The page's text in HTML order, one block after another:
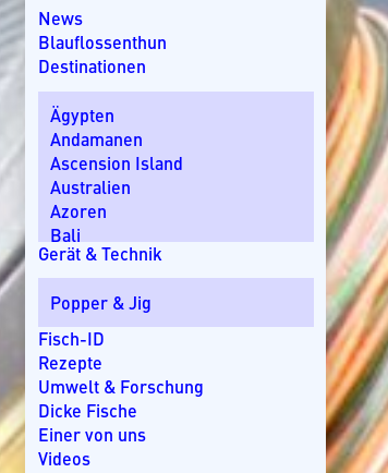
News
Blauflossenthun
Destinationen
Ägypten
Andamanen
Ascension Island
Australien
Azoren
Bali
Bom Bom Island
Costa Rica
Dänemark
Dominikanische Republik
Ebro-Delta
England
Florida
Griechenland
Guatemala
Gerät & Technik
Popper & Jig
Fisch-ID
Rezepte
Umwelt & Forschung
Dicke Fische
Einer von uns
Videos